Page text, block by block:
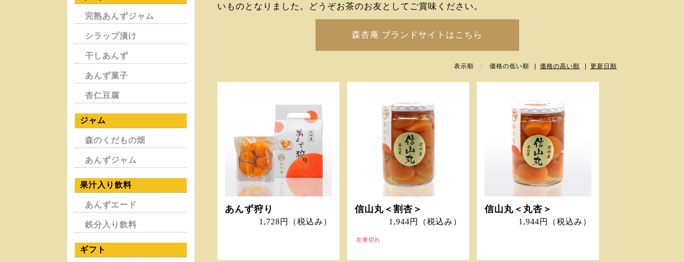
いものとなりました。どうぞお茶のお友としてご賞味ください。
森杏庵 ブランドサイトはこちら
表示順 : 価格の低い順 価格の高い順 更新日順
あんず狩り
1,728円 （税込み）
信山丸＜割杏＞
1,944円 （税込み）
在庫切れ
信山丸＜丸杏＞
1,944円 （税込み）
完熟あんずジャム
シラップ漬け
干しあんず
あんず菓子
杏仁豆腐
ジャム
森のくだもの畑
あんずジャム
果汁入り飲料
あんずエード
鉄分入り飲料
ギフト